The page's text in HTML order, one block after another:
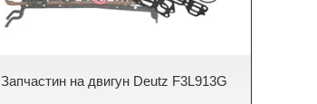
Запчастин на двигун Deutz F3L913G